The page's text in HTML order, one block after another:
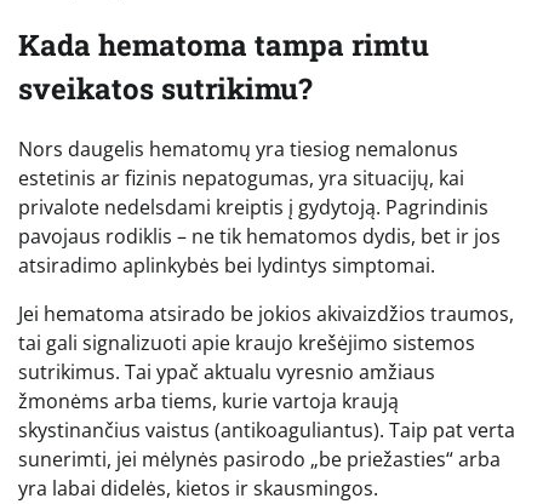
Kada hematoma tampa rimtu
sveikatos sutrikimu?
Nors daugelis hematomų yra tiesiog nemalonus
estetinis ar fizinis nepatogumas, yra situacijų, kai
privalote nedelsdami kreiptis į gydytoją. Pagrindinis
pavojaus rodiklis – ne tik hematomos dydis, bet ir jos
atsiradimo aplinkybės bei lydintys simptomai.
Jei hematoma atsirado be jokios akivaizdžios traumos,
tai gali signalizuoti apie kraujo krešėjimo sistemos
sutrikimus. Tai ypač aktualu vyresnio amžiaus
žmonėms arba tiems, kurie vartoja kraują
skystinančius vaistus (antikoaguliantus). Taip pat verta
sunerimti, jei mėlynės pasirodo „be priežasties“ arba
yra labai didelės, kietos ir skausmingos.